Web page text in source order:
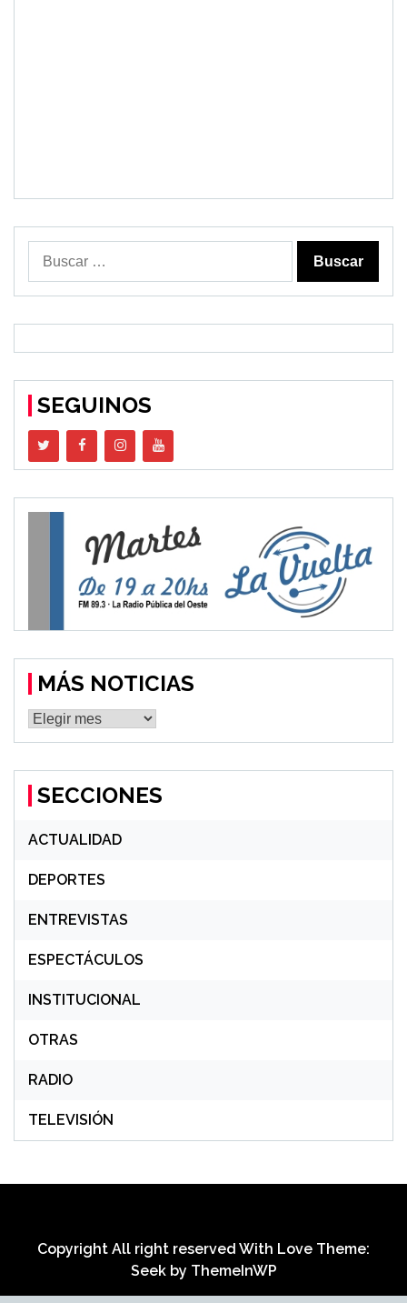
SEGUINOS
MÁS NOTICIAS
MÁS
NOTICIAS
SECCIONES
ACTUALIDAD
DEPORTES
ENTREVISTAS
ESPECTÁCULOS
INSTITUCIONAL
OTRAS
RADIO
TELEVISIÓN
Copyright All right reserved With Love Theme:
Seek by ThemeInWP